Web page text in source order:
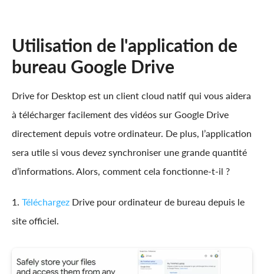
Utilisation de l'application de
bureau Google Drive
Drive for Desktop est un client cloud natif qui vous aidera
à télécharger facilement des vidéos sur Google Drive
directement depuis votre ordinateur. De plus, l’application
sera utile si vous devez synchroniser une grande quantité
d’informations. Alors, comment cela fonctionne-t-il ?
1. Téléchargez Drive pour ordinateur de bureau depuis le
site officiel.